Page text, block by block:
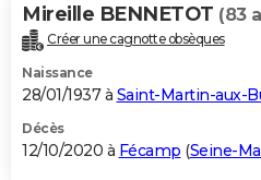
Mireille BENNETOT (83
Créer une cagnotte obsèques
Naissance
28/01/1937 à Saint-Martin-aux-
Décès
12/10/2020 à Fécamp (Seine-